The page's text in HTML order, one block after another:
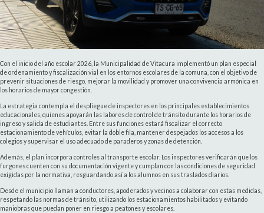
Con el inicio del año escolar 2026, la Municipalidad de Vitacura implementó un plan especial
de ordenamiento y fiscalización vial en los entornos escolares de la comuna, con el objetivo de
prevenir situaciones de riesgo, mejorar la movilidad y promover una convivencia armónica en
los horarios de mayor congestión.
La estrategia contempla el despliegue de inspectores en los principales establecimientos
educacionales, quienes apoyarán las labores de control de tránsito durante los horarios de
ingreso y salida de estudiantes. Entre sus funciones estará fiscalizar el correcto
estacionamiento de vehículos, evitar la doble fila, mantener despejados los accesos a los
colegios y supervisar el uso adecuado de paraderos y zonas de detención.
Además, el plan incorpora controles al transporte escolar. Los inspectores verificarán que los
furgones cuenten con su documentación vigente y cumplan con las condiciones de seguridad
exigidas por la normativa, resguardando así a los alumnos en sus traslados diarios.
Desde el municipio llaman a conductores, apoderados y vecinos a colaborar con estas medidas,
respetando las normas de tránsito, utilizando los estacionamientos habilitados y evitando
maniobras que puedan poner en riesgo a peatones y escolares.